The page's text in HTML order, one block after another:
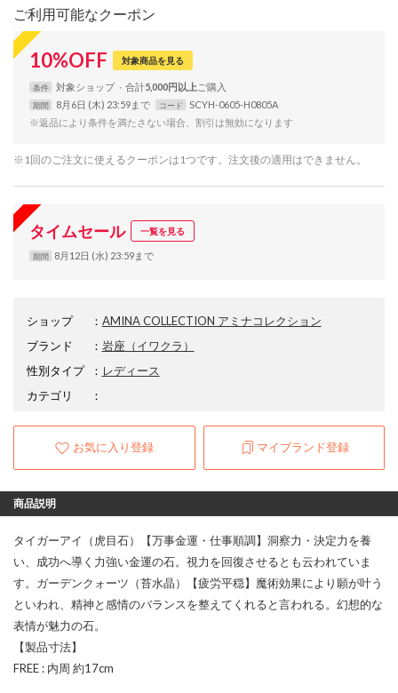
ご利用可能なクーポン
10%OFF 対象商品を見る
条件 対象ショップ 合計5,000円以上
期間 8月6日 (木) 23:59まで コード
SCYH-0605-H0805A
※返品により条件を満たさない場合、割引は無効になります
※1回のご注文に使えるクーポンは1つです。注文後の適用はできません。
タイムセール 一覧を見る
期間 8月12日 (水) 23:59まで
ショップ ： AMINA COLLECTION アミナコレクション
ブランド
： 岩座（イワクラ）
性別タイプ
： レディース
カテゴリ
：
お気に入り登録 マイブランド登録
商品説明
タイガーアイ（虎目石）【万事金運・仕事順調】洞察力・決定力を養
い、成功へ導く力強い金運の石。視力を回復させるとも云われていま
す。ガーデンクォーツ（苔水晶）【疲労平穏】魔術効果により願が叶う
といわれ、精神と感情のバランスを整えてくれると言われる。幻想的な
表情が魅力の石。
【製品寸法】
FREE : 内周 約17cm